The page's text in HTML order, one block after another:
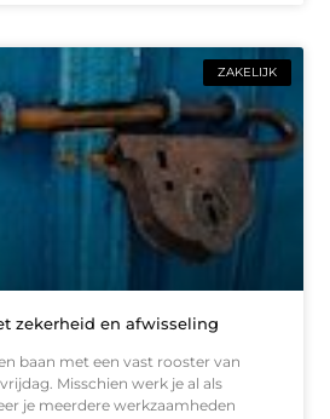
ZAKELIJK
zekerheid en afwisseling
baan met een vast rooster van
Misschien werk je al als
je meerdere werkzaamheden